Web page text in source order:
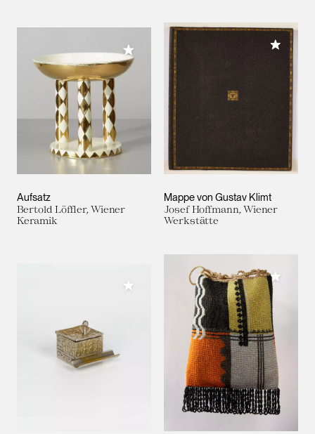
Aufsatz
Bertold Löffler, Wiener
Keramik
Meiner Sammlung hinzufügen
Mappe von Gustav Klimt
Josef Hoffmann, Wiener
Werkstätte
Meiner
Meiner Sammlung hinzufügen
Meiner